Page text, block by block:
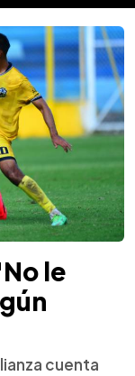
le
cuenta